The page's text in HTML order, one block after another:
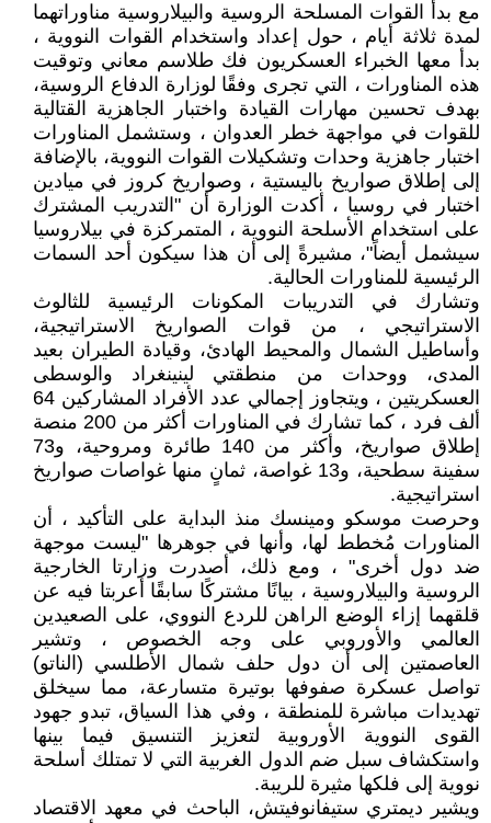
مع بدأ القوات المسلحة الروسية والبيلاروسية مناوراتهما
لمدة ثلاثة أيام ، حول إعداد واستخدام القوات النووية ،
بدأ معها الخبراء العسكريون فك طلاسم معاني وتوقيت
هذه المناورات ، التي تجرى وفقًا لوزارة الدفاع الروسية،
بهدف تحسين مهارات القيادة واختبار الجاهزية القتالية
للقوات في مواجهة خطر العدوان ، وستشمل المناورات
اختبار جاهزية وحدات وتشكيلات القوات النووية، بالإضافة
إلى إطلاق صواريخ باليستية ، وصواريخ كروز في ميادين
اختبار في روسيا ، أكدت الوزارة أن "التدريب المشترك
على استخدام الأسلحة النووية ، المتمركزة في بيلاروسيا
سيشمل أيضاً"، مشيرةً إلى أن هذا سيكون أحد السمات
الرئيسية للمناورات الحالية.
وتشارك في التدريبات المكونات الرئيسية للثالوث
الاستراتيجي ، من قوات الصواريخ الاستراتيجية،
وأساطيل الشمال والمحيط الهادئ، وقيادة الطيران بعيد
المدى، ووحدات من منطقتي لينينغراد والوسطى
العسكريتين ، ويتجاوز إجمالي عدد الأفراد المشاركين 64
ألف فرد ، كما تشارك في المناورات أكثر من 200 منصة
إطلاق صواريخ، وأكثر من 140 طائرة ومروحية، و73
سفينة سطحية، و13 غواصة، ثمانٍ منها غواصات صواريخ
استراتيجية.
وحرصت موسكو ومينسك منذ البداية على التأكيد ، أن
المناورات مُخطط لها، وأنها في جوهرها "ليست موجهة
ضد دول أخرى" ، ومع ذلك، أصدرت وزارتا الخارجية
الروسية والبيلاروسية ، بيانًا مشتركًا سابقًا أعربتا فيه عن
قلقهما إزاء الوضع الراهن للردع النووي، على الصعيدين
العالمي والأوروبي على وجه الخصوص ، وتشير
العاصمتين إلى أن دول حلف شمال الأطلسي (الناتو)
تواصل عسكرة صفوفها بوتيرة متسارعة، مما سيخلق
تهديدات مباشرة للمنطقة ، وفي هذا السياق، تبدو جهود
القوى النووية الأوروبية لتعزيز التنسيق فيما بينها
واستكشاف سبل ضم الدول الغربية التي لا تمتلك أسلحة
نووية إلى فلكها مثيرة للريبة.
ويشير ديمتري ستيفانوفيتش، الباحث في معهد الاقتصاد